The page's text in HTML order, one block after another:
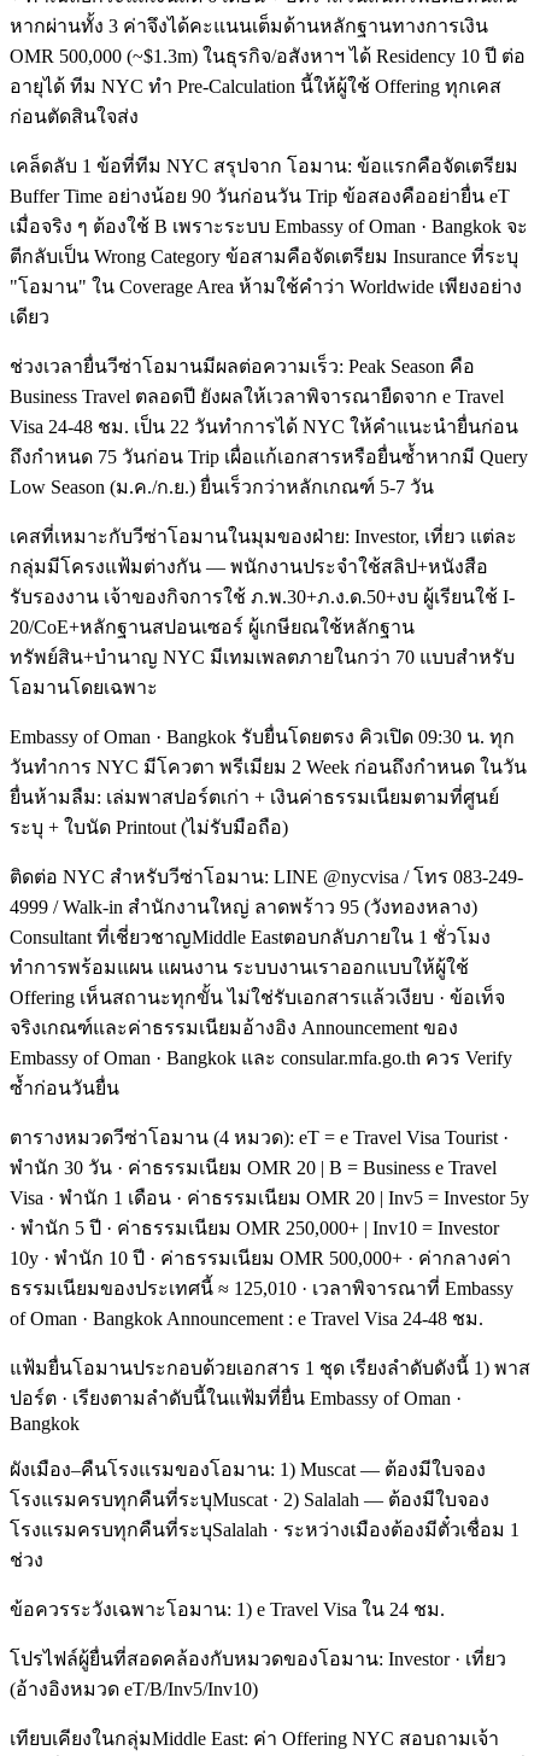
หากผ่านทั้ง 3 ค่าจึงได้คะแนนเต็มด้านหลักฐานทางการเงิน
OMR 500,000 (~$1.3m) ในธุรกิจ/อสังหาฯ ได้ Residency 10 ปี ต่อ
อายุได้ ทีม NYC ทำ Pre-Calculation นี้ให้ผู้ใช้ Offering ทุกเคส
ก่อนตัดสินใจส่ง
เคล็ดลับ 1 ข้อที่ทีม NYC สรุปจาก โอมาน: ข้อแรกคือจัดเตรียม
Buffer Time อย่างน้อย 90 วันก่อนวัน Trip ข้อสองคืออย่ายื่น eT
เมื่อจริง ๆ ต้องใช้ B เพราะระบบ Embassy of Oman · Bangkok จะ
ตีกลับเป็น Wrong Category ข้อสามคือจัดเตรียม Insurance ที่ระบุ
"โอมาน" ใน Coverage Area ห้ามใช้คำว่า Worldwide เพียงอย่าง
เดียว
ช่วงเวลายื่นวีซ่าโอมานมีผลต่อความเร็ว: Peak Season คือ
Business Travel ตลอดปี ยังผลให้เวลาพิจารณายืดจาก e Travel
Visa 24-48 ชม. เป็น 22 วันทำการได้ NYC ให้คำแนะนำยื่นก่อน
ถึงกำหนด 75 วันก่อน Trip เผื่อแก้เอกสารหรือยื่นซ้ำหากมี Query
Low Season (ม.ค./ก.ย.) ยื่นเร็วกว่าหลักเกณฑ์ 5-7 วัน
เคสที่เหมาะกับวีซ่าโอมานในมุมของฝ่าย: Investor, เที่ยว แต่ละ
กลุ่มมีโครงแฟ้มต่างกัน — พนักงานประจำใช้สลิป+หนังสือ
รับรองงาน เจ้าของกิจการใช้ ภ.พ.30+ภ.ง.ด.50+งบ ผู้เรียนใช้ I-
20/CoE+หลักฐานสปอนเซอร์ ผู้เกษียณใช้หลักฐาน
ทรัพย์สิน+บำนาญ NYC มีเทมเพลตภายในกว่า 70 แบบสำหรับ
โอมานโดยเฉพาะ
Embassy of Oman · Bangkok รับยื่นโดยตรง คิวเปิด 09:30 น. ทุก
วันทำการ NYC มีโควตา พรีเมียม 2 Week ก่อนถึงกำหนด ในวัน
ยื่นห้ามลืม: เล่มพาสปอร์ตเก่า + เงินค่าธรรมเนียมตามที่ศูนย์
ระบุ + ใบนัด Printout (ไม่รับมือถือ)
ติดต่อ NYC สำหรับวีซ่าโอมาน: LINE @nycvisa / โทร 083-249-
4999 / Walk-in สำนักงานใหญ่ ลาดพร้าว 95 (วังทองหลาง)
Consultant ที่เชี่ยวชาญMiddle Eastตอบกลับภายใน 1 ชั่วโมง
ทำการพร้อมแผน แผนงาน ระบบงานเราออกแบบให้ผู้ใช้
Offering เห็นสถานะทุกขั้น ไม่ใช่รับเอกสารแล้วเงียบ · ข้อเท็จ
จริงเกณฑ์และค่าธรรมเนียมอ้างอิง Announcement ของ
Embassy of Oman · Bangkok และ consular.mfa.go.th ควร Verify
ซ้ำก่อนวันยื่น
ตารางหมวดวีซ่าโอมาน (4 หมวด): eT = e Travel Visa Tourist ·
พำนัก 30 วัน · ค่าธรรมเนียม OMR 20 | B = Business e Travel
Visa · พำนัก 1 เดือน · ค่าธรรมเนียม OMR 20 | Inv5 = Investor 5y
· พำนัก 5 ปี · ค่าธรรมเนียม OMR 250,000+ | Inv10 = Investor
10y · พำนัก 10 ปี · ค่าธรรมเนียม OMR 500,000+ · ค่ากลางค่า
ธรรมเนียมของประเทศนี้ ≈ 125,010 · เวลาพิจารณาที่ Embassy
of Oman · Bangkok Announcement : e Travel Visa 24-48 ชม.
แฟ้มยื่นโอมานประกอบด้วยเอกสาร 1 ชุด เรียงลำดับดังนี้ 1) พาส
ปอร์ต · เรียงตามลำดับนี้ในแฟ้มที่ยื่น Embassy of Oman ·
Bangkok
ผังเมือง–คืนโรงแรมของโอมาน: 1) Muscat — ต้องมีใบจอง
โรงแรมครบทุกคืนที่ระบุMuscat · 2) Salalah — ต้องมีใบจอง
โรงแรมครบทุกคืนที่ระบุSalalah · ระหว่างเมืองต้องมีตั๋วเชื่อม 1
ช่วง
ข้อควรระวังเฉพาะโอมาน: 1) e Travel Visa ใน 24 ชม.
โปรไฟล์ผู้ยื่นที่สอดคล้องกับหมวดของโอมาน: Investor · เที่ยว
(อ้างอิงหมวด eT/B/Inv5/Inv10)
เทียบเคียงในกลุ่มMiddle East: ค่า Offering NYC สอบถามเจ้า